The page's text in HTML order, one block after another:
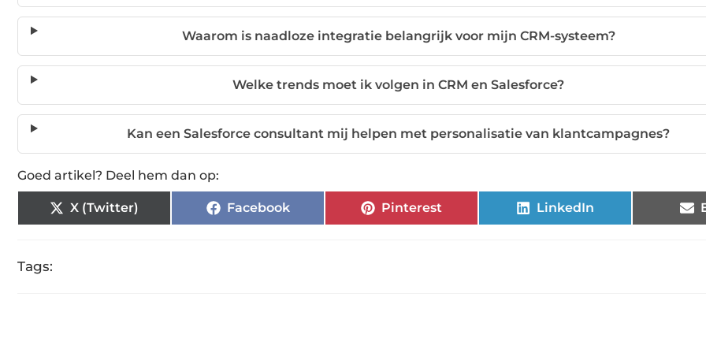
Waarom is naadloze integratie belangrijk voor mijn CRM-systeem?
Welke trends moet ik volgen in CRM en Salesforce?
Kan een Salesforce consultant mij helpen met personalisatie van klantcampagnes?
Goed artikel? Deel hem dan op:
X (Twitter) Facebook Pinterest LinkedIn
Tags: